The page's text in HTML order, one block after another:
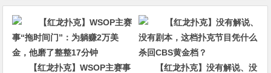
【红龙扑克】WSOP主赛事
【红龙扑克】没有解说、没